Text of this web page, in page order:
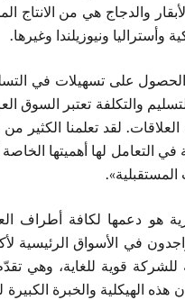
والدجاج هي من الانتاج
وأستراليا ونيوزيلندا وغيرها.
الحصول على تسهيلات في
والتكلفة تعتبر السوق
لقد تعلمنا الكثير
التعامل لها أهميتها الخاصة
المستقبلية».
هو دعمها لكافة أطراف
في الأسواق الرئيسية
للشركة قوية للغاية، وهي
الهيكلية والخبرة